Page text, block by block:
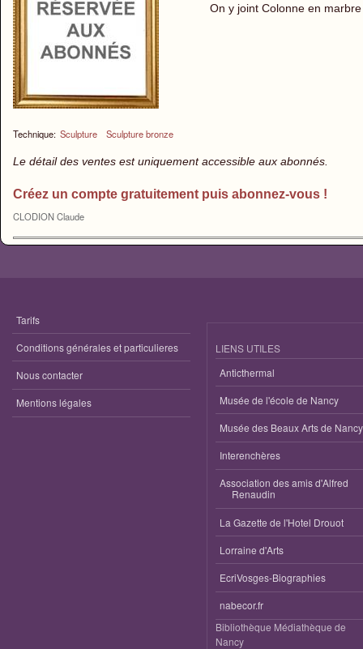
Technique: Sculpture Sculpture bronze
On y joint Colonne en
Le détail des ventes est uniquement accessible aux abonnés.
Créez un compte gratuitement puis abonnez-vous !
CLODION Claude
Tarifs
Conditions générales et particulieres
Nous contacter
Mentions légales
LIENS UTILES
Anticthermal
Musée de l'école de Nancy
Musée des Beaux Arts de Nancy
Interenchères
Association des amis d'Alfred
Renaudin
La Gazette de l'Hotel Drouot
Lorraine d'Arts
EcriVosges-Biographies
nabecor.fr
Bibliothèque Médiathèque de
Nancy